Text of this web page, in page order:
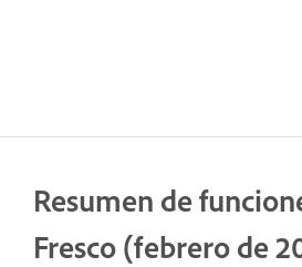
Resumen de
Fresco (febrero de